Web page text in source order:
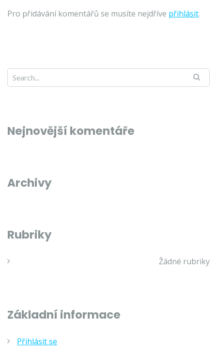
Pro přidávání komentářů se musíte nejdříve přihlásit.
Nejnovější komentáře
Archivy
Rubriky
Žádné rubriky
Základní informace
Přihlásit se